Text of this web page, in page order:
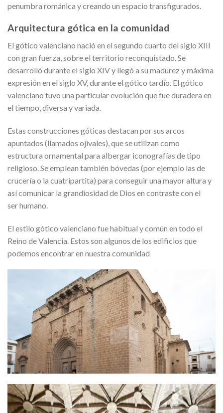
penumbra románica y creando un espacio transfigurados.
Arquitectura gótica en la comunidad
El gótico valenciano nació en el segundo cuarto del siglo XIII
con gran fuerza, sobre el territorio reconquistado. Se
desarrolló durante el siglo XIV y llegó a su madurez y máxima
expresión en el siglo XV, durante el gótico tardío. El gótico
valenciano tuvo una particular evolución que fue duradera en
el tiempo, diversa y variada.
Estas construcciones góticas destacan por sus arcos
apuntados (llamados ojivales), que se utilizan como
estructura ornamental para albergar iconografías de tipo
religioso. Se emplean también bóvedas (por ejemplo las de
crucería o la cuatripartita) para conseguir una mayor altura y
así comunicar la grandiosidad de Dios en contraste con el
ser humano.
El estilo gótico valenciano fue habitual y común en todo el
Reino de Valencia. Estos son algunos de los edificios que
podemos encontrar en nuestra comunidad